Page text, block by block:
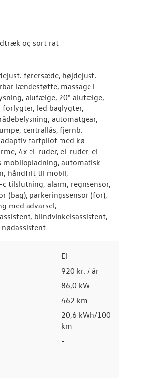
og sort rat
førersæde, højdejust.
lændestøtte, massage i
alufælge, 20" alufælge,
led baglygter,
automatgear,
centrallås, fjernb.
fartpilot med kø-
4x el-ruder, el-ruder, el
mobilopladning, automatisk
håndfrit til mobil,
tilslutning, alarm, regnsensor,
(bag), parkeringssensor (for),
med advarsel,
blindvinkelsassistent,
El
920 kr. / år
86,0 kW
462 km
20,6 kWh/100
km
-
-
-